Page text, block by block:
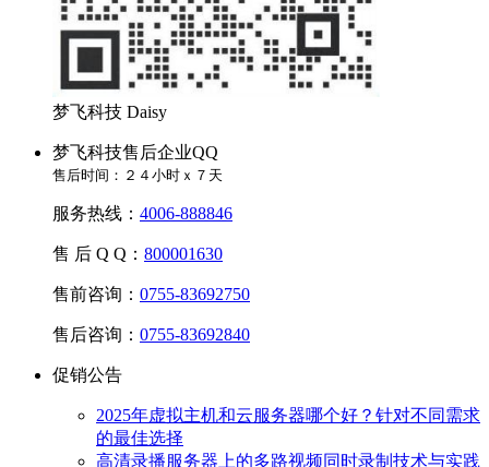
梦飞科技 Daisy
梦飞科技售后企业QQ
售后时间：２４小时ｘ７天
服务热线： 4006-888846
售 后 Q Q： 800001630
售前咨询： 0755-83692750
售后咨询： 0755-83692840
促销公告
2025年虚拟主机和云服务器哪个好？针对不同需求
的最佳选择
高清录播服务器上的多路视频同时录制技术与实践